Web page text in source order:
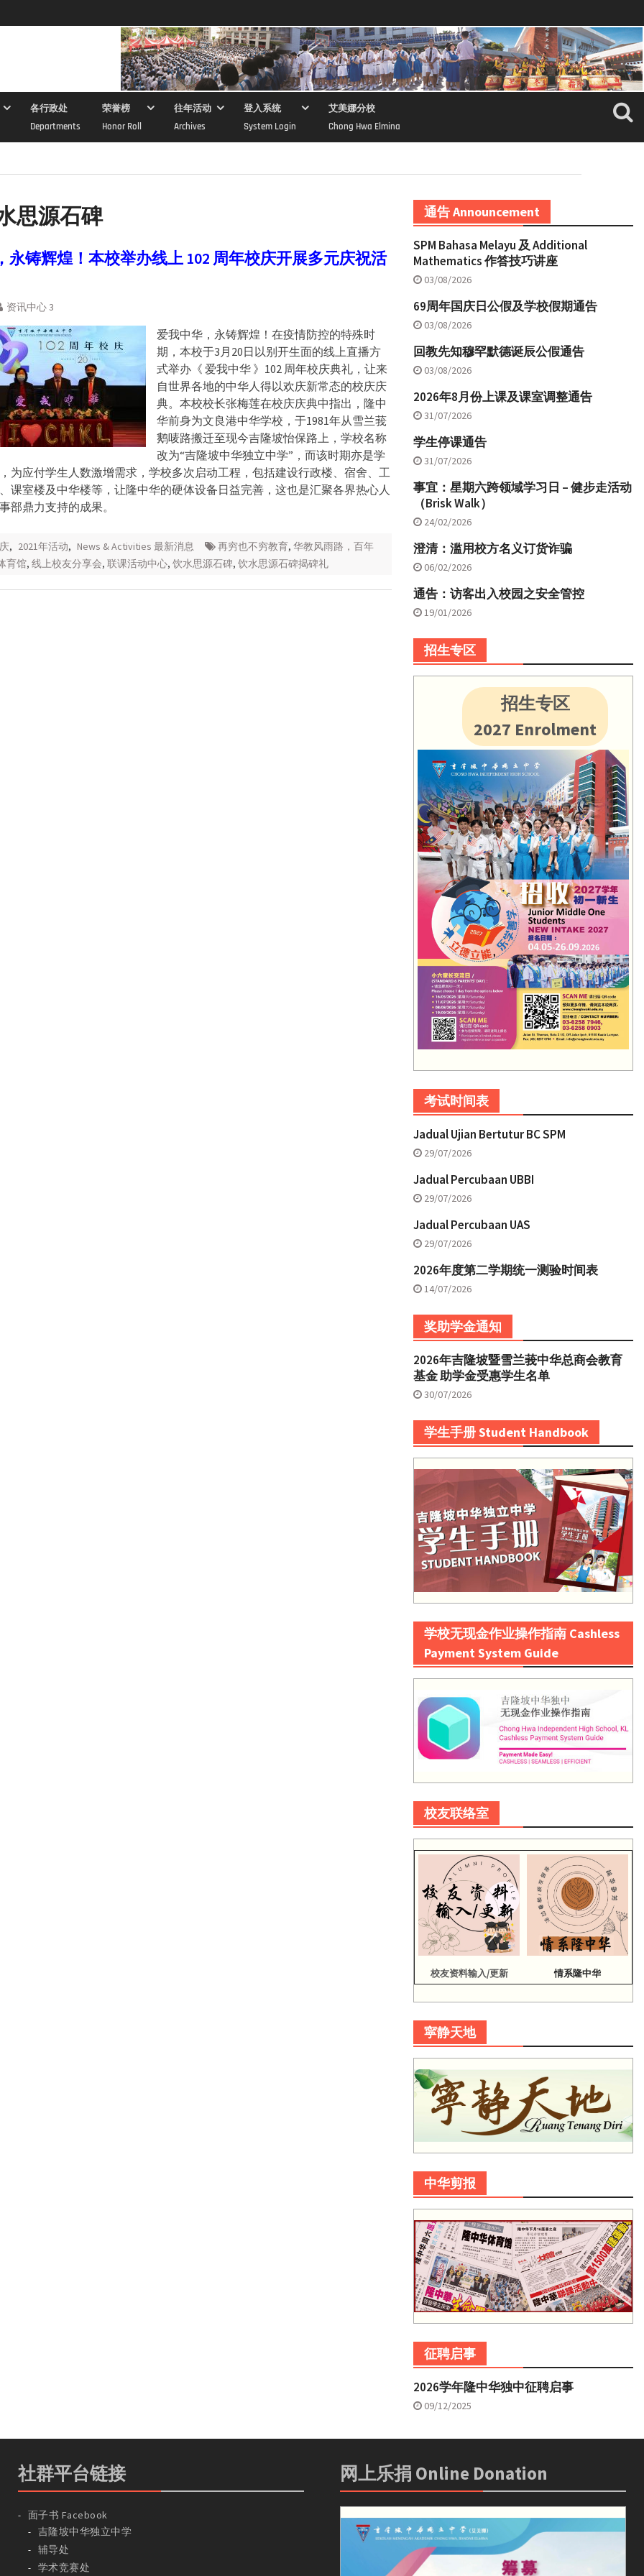
各行政处
Departments
荣誉榜
Honor Roll
往年活动
Archives
登入系统
System Login
艾美娜分校
Chong Hwa Elmina
思源石碑
永铸辉煌！本校举办线上 102 周年校庆开展多元庆祝活
资讯中心 3
爱我中华，永铸辉煌！在疫情防控的特殊时
期，本校于3月20日以别开生面的线上直播方
式举办《 爱我中华 》102 周年校庆典礼，让来
自世界各地的中华人得以欢庆新常态的校庆庆
典。本校校长张梅莲在校庆庆典中指出，隆中
华前身为文良港中华学校，于1981年从雪兰莪
鹅唛路搬迁至现今吉隆坡怡保路上，学校名称
改为“吉隆坡中华独立中学”，而该时期亦是学
为应付学生人数激增需求，学校多次启动工程，包括建设行政楼、宿舍、工
课室楼及中华楼等，让隆中华的硬体设备日益完善，这也是汇聚各界热心人
部鼎力支持的成果。
, 2021年活动, News & Activities 最新消息 再穷也不穷教育, 华教风雨路，百年
育馆, 线上校友分享会, 联课活动中心, 饮水思源石碑, 饮水思源石碑揭碑礼
通告 Announcement
SPM Bahasa Melayu 及 Additional
Mathematics 作答技巧讲座
03/08/2026
69周年国庆日公假及学校假期通告
03/08/2026
回教先知穆罕默德诞辰公假通告
03/08/2026
2026年8月份上课及课室调整通告
31/07/2026
学生停课通告
31/07/2026
事宜：星期六跨领域学习日 – 健步走活动
（Brisk Walk）
24/02/2026
澄清：滥用校方名义订货诈骗
06/02/2026
通告：访客出入校园之安全管控
19/01/2026
招生专区
招生专区
2027 Enrolment
考试时间表
Jadual Ujian Bertutur BC SPM
29/07/2026
Jadual Percubaan UBBI
29/07/2026
Jadual Percubaan UAS
29/07/2026
2026年度第二学期统一测验时间表
14/07/2026
奖助学金通知
2026年吉隆坡暨雪兰莪中华总商会教育
基金 助学金受惠学生名单
30/07/2026
学生手册 Student Handbook
学校无现金作业操作指南 Cashless
Payment System Guide
校友联络室
校友资料输入/更新 情系隆中华
寜静天地
中华剪报
征聘启事
2026学年隆中华独中征聘启事
09/12/2025
社群平台链接
面子书 Facebook
吉隆坡中华独立中学
辅导处
学术竞赛处
网上乐捐 Online Donation